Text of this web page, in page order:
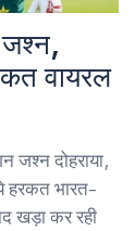
वायरल
जश्न दोहराया,
हरकत भारत-
खड़ा कर रही